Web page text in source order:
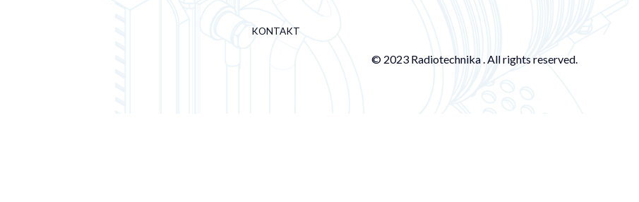
KONTAKT
© 2023 Radiotechnika . All rights reserved.